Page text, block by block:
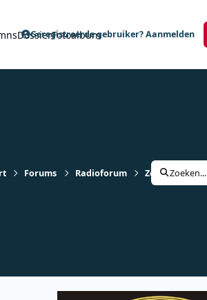
DossierFotoalbum
Geregistreerde gebruiker? Aanmelden
Forums Radioforum Zeezenders
Zoeken...